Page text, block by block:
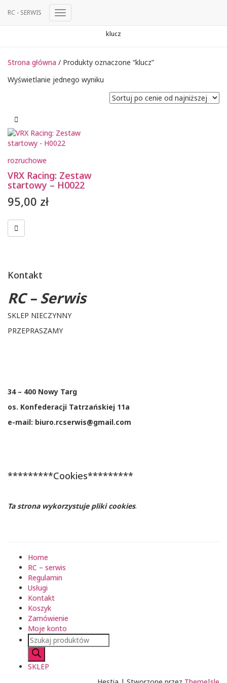
RC - SERWIS
Przełącz
klucz
Strona główna / Produkty oznaczone “klucz”
Wyświetlanie jednego wyniku
rozruchowe
VRX Racing: Zestaw
startowy – H0022
95,00 zł
Kontakt
RC – Serwis
SKLEP NIECZYNNY
PRZEPRASZAMY
34 – 400 Nowy Targ
os. Konfederacji Tatrzańskiej 11a
e-mail: biuro.rcserwis@gmail.com
*********Cookies*********
Ta strona wykorzystuje pliki cookies.
Home
RC – serwis
Regulamin
Usługi
Kontakt
Koszyk
Zamówienie
Moje konto
Wyszukiwarka
produktów
SKLEP